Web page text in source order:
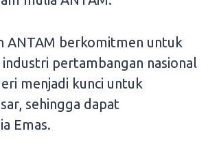
ANTAM berkomitmen untuk
pertambangan nasional
menjadi kunci untuk
sehingga dapat
Emas.